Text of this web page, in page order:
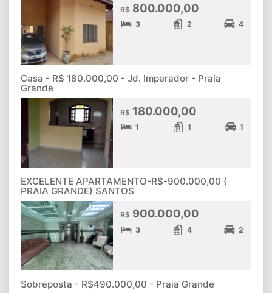
R$ 800.000,00
3 2 4
Casa - R$ 180.000,00 - Jd. Imperador - Praia
Grande
R$ 180.000,00
1 1 1
EXCELENTE APARTAMENTO-R$-900.000,00 (
PRAIA GRANDE) SANTOS
R$ 900.000,00
3 4 2
Sobreposta - R$490.000,00 - Praia Grande